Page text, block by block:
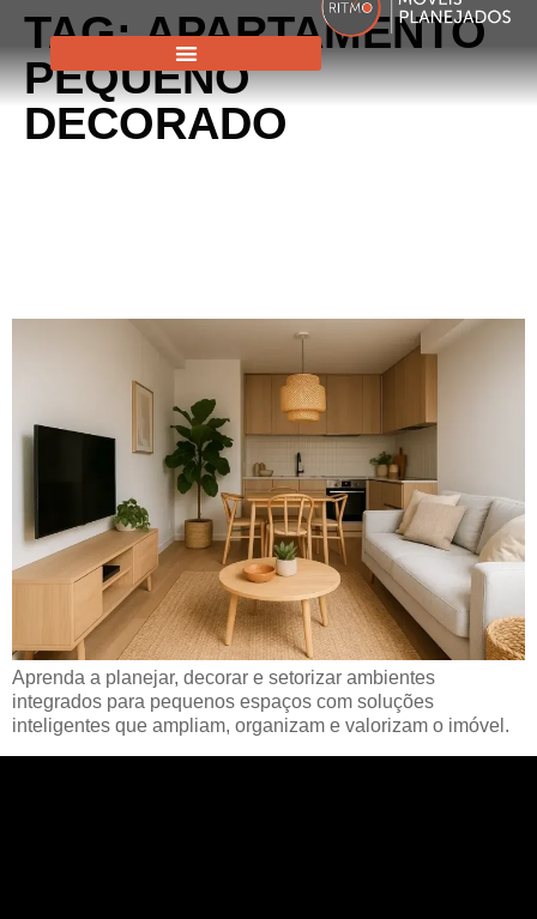
TAG:APARTAMENTO
PEQUENO
DECORADO
Aprenda a planejar, decorar e setorizar ambientes
integrados para pequenos espaços com soluções
inteligentes que ampliam, organizam e valorizam o imóvel.